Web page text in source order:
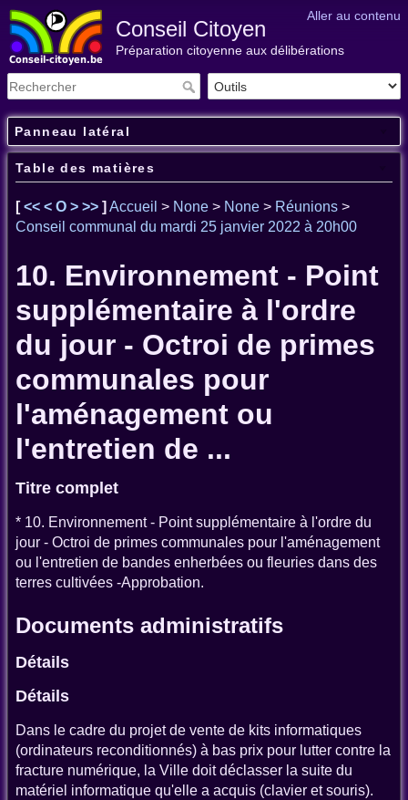
Aller au contenu
Conseil Citoyen
Préparation citoyenne aux délibérations
Panneau latéral
Table des matières
[<< < O > >> ] Accueil > None > None > Réunions >
Conseil communal du mardi 25 janvier 2022 à 20h00
10. Environnement - Point
supplémentaire à l'ordre
du jour - Octroi de primes
communales pour
l'aménagement ou
l'entretien de ...
Titre complet
* 10. Environnement - Point supplémentaire à l'ordre du
jour - Octroi de primes communales pour l'aménagement
ou l'entretien de bandes enherbées ou fleuries dans des
terres cultivées -Approbation.
Documents administratifs
Détails
Détails
Dans le cadre du projet de vente de kits informatiques
(ordinateurs reconditionnés) à bas prix pour lutter contre la
fracture numérique, la Ville doit déclasser la suite du
matériel informatique qu'elle a acquis (clavier et souris).